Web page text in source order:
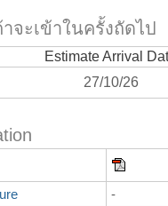
จะเข้าในครั้งถัดไป
Estimate Arrival
27/10/26
-